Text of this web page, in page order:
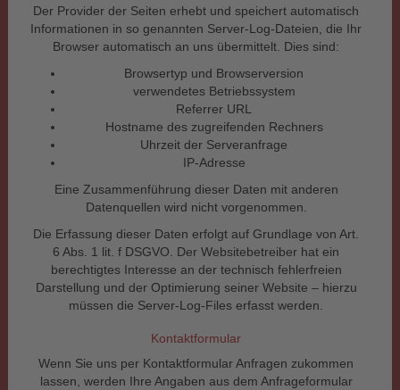
Der Provider der Seiten erhebt und speichert automatisch
Informationen in so genannten Server-Log-Dateien, die Ihr
Browser automatisch an uns übermittelt. Dies sind:
Browsertyp und Browserversion
verwendetes Betriebssystem
Referrer URL
Hostname des zugreifenden Rechners
Uhrzeit der Serveranfrage
IP-Adresse
Eine Zusammenführung dieser Daten mit anderen
Datenquellen wird nicht vorgenommen.
Die Erfassung dieser Daten erfolgt auf Grundlage von Art.
6 Abs. 1 lit. f DSGVO. Der Websitebetreiber hat ein
berechtigtes Interesse an der technisch fehlerfreien
Darstellung und der Optimierung seiner Website – hierzu
müssen die Server-Log-Files erfasst werden.
Kontaktformular
Wenn Sie uns per Kontaktformular Anfragen zukommen
lassen, werden Ihre Angaben aus dem Anfrageformular